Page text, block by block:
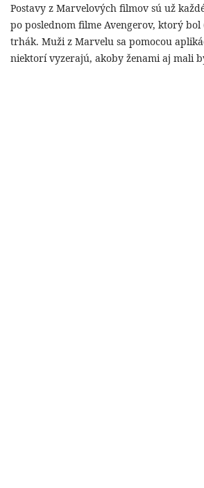
Postavy z Marvelových filmov sú už
po poslednom filme Avengerov, ktorý bol
trhák. Muži z Marvelu sa pomocou
niektorí vyzerajú, akoby ženami aj mali